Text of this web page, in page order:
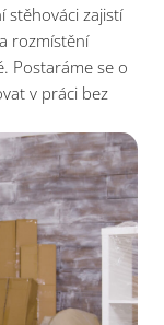
stěhováci zajistí
rozmístění
Postaráme se o
v práci bez